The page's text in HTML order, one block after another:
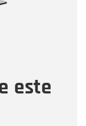
este